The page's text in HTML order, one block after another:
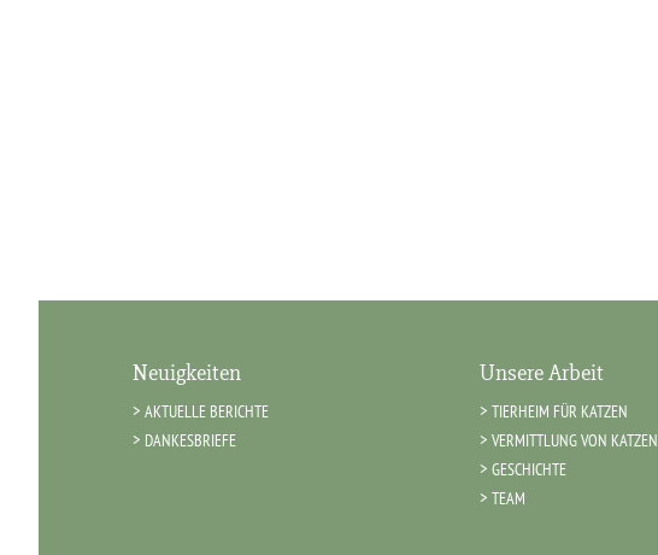
Neuigkeiten
AKTUELLE BERICHTE
DANKESBRIEFE
Unsere Arbeit
TIERHEIM FÜR KATZEN
VERMITTLUNG VON KATZEN
GESCHICHTE
TEAM